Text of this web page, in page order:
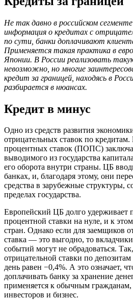
Не так давно в российском
информация о кредитах с
по сути, банки доплачивают
Применяется такая практика в
Японии. В России реализовать
невозможно, но многие
кредит за границей, находясь в
разбирается в нюансах.
Кредит в минус
Одно из средств развития
отрицательных ставок по
процентных ставок (ПОПС)
выводимого из государства
его оборота внутри страны. ЦБ
банках, и, благодаря этому, они
средства в зарубежные структуры,
пределах государства.
Европейский ЦБ долго удерживает
процентной ставки на нуле, и к
стран. Однако если для заемщиков
ставка — это выгодно, то
событий могут не обрадоваться.
отрицательной ставки по
день равен −0,4%. А это означает,
доплачивать банку за хранение
применяется к обычным гражданам,
инвесторов и бизнес.